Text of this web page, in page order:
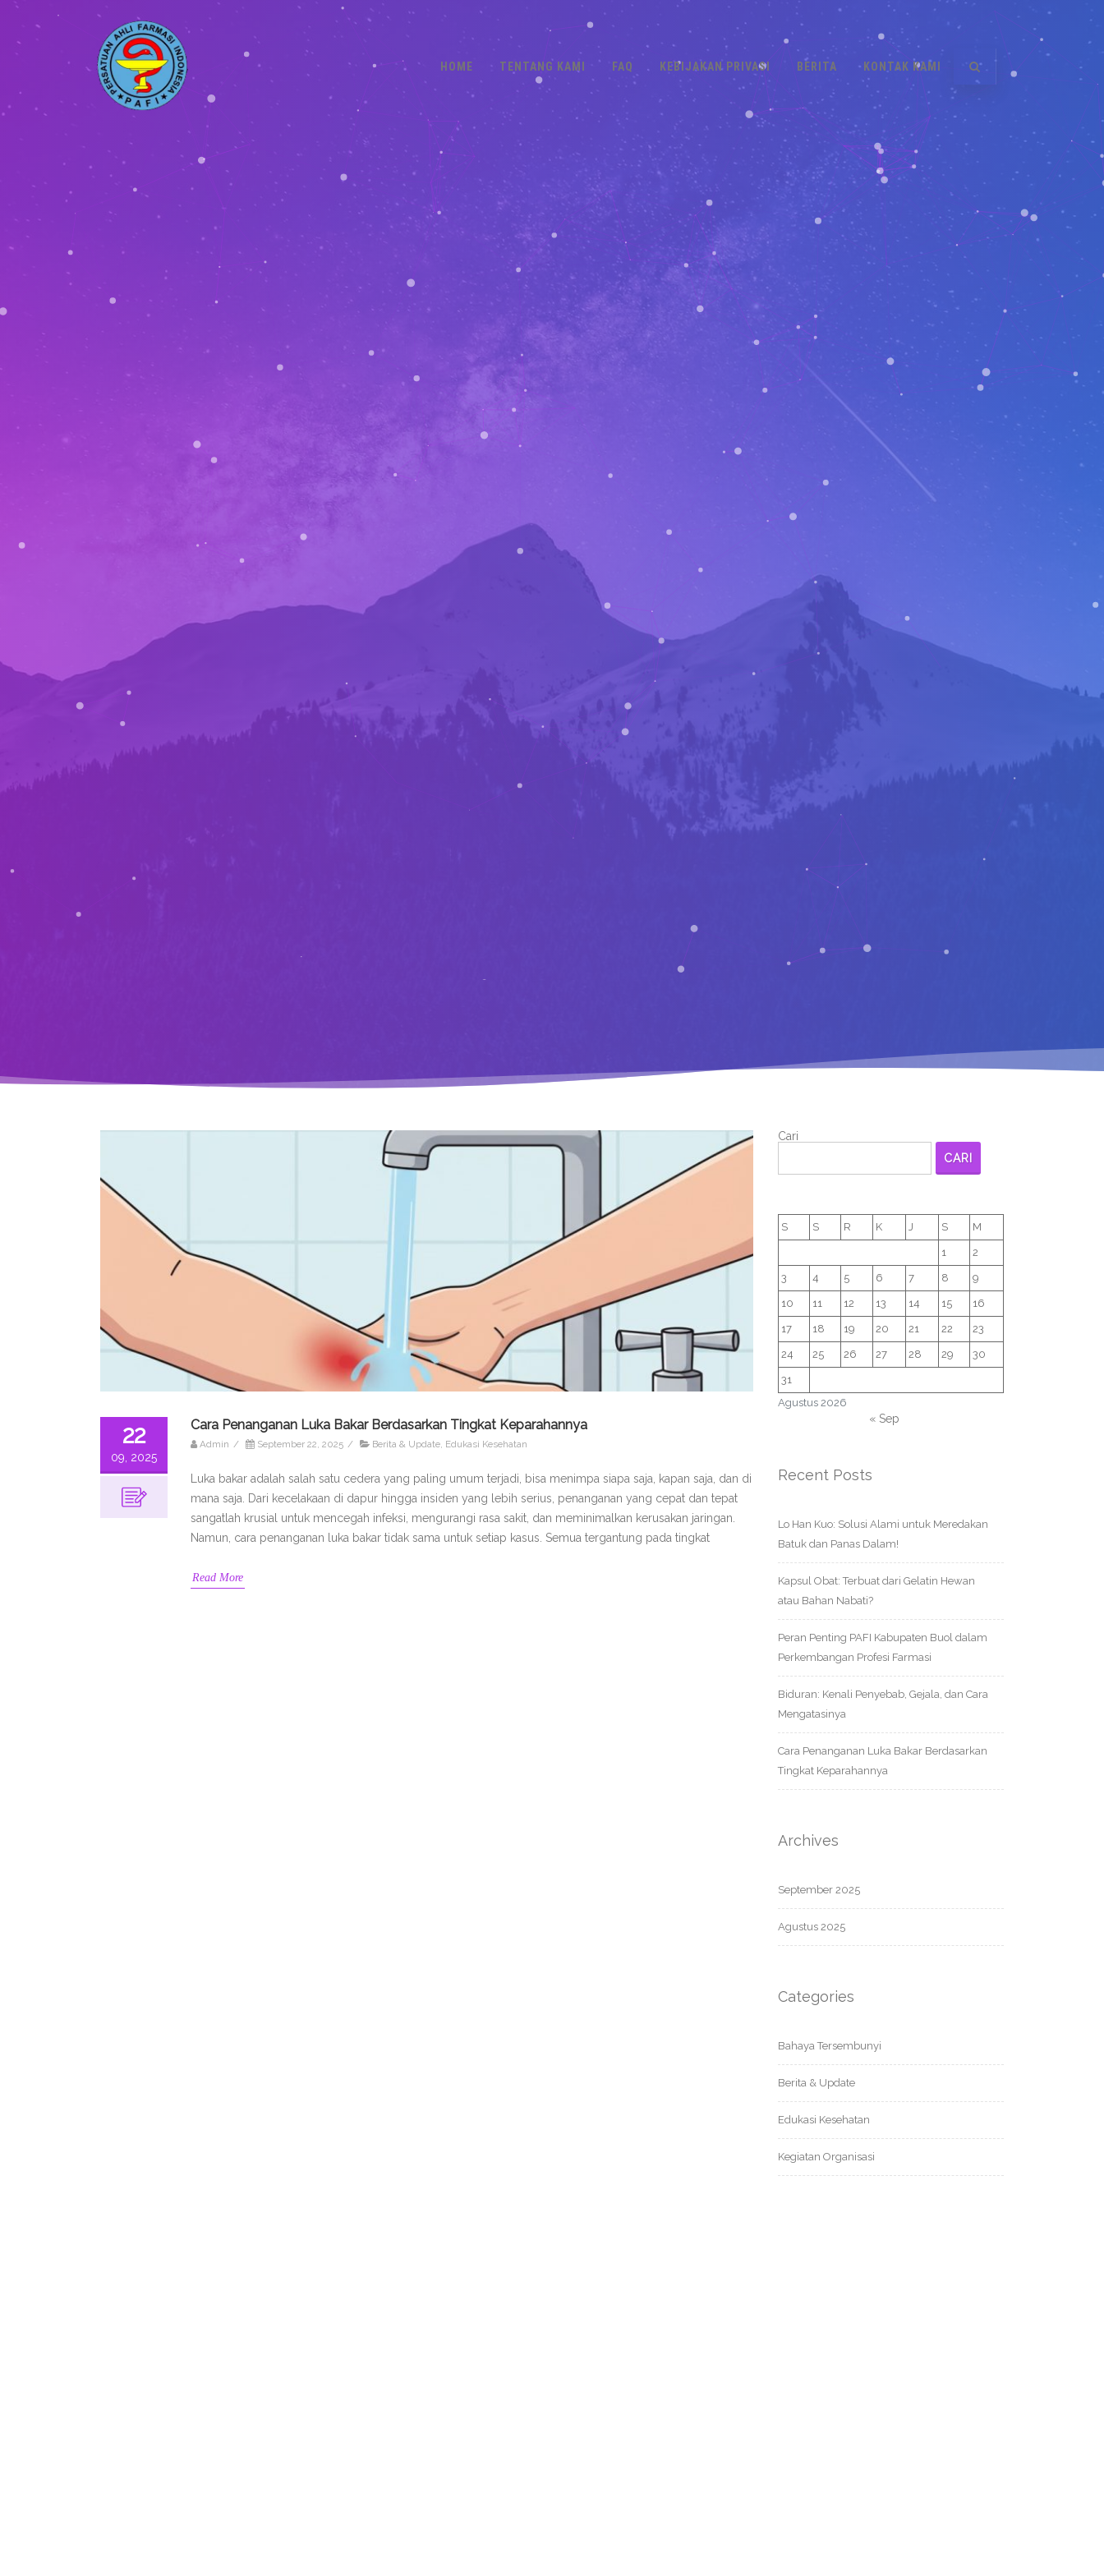
HOME TENTANG KAMI FAQ KEBIJAKAN PRIVASI BERITA KONTAK KAMI
22
09, 2025
Cara Penanganan Luka Bakar Berdasarkan Tingkat Keparahannya
Admin / September 22, 2025 / Berita & Update, Edukasi Kesehatan
Luka bakar adalah salah satu cedera yang paling umum terjadi, bisa menimpa siapa saja, kapan saja, dan di
mana saja. Dari kecelakaan di dapur hingga insiden yang lebih serius, penanganan yang cepat dan tepat
sangatlah krusial untuk mencegah infeksi, mengurangi rasa sakit, dan meminimalkan kerusakan jaringan.
Namun, cara penanganan luka bakar tidak sama untuk setiap kasus. Semua tergantung pada tingkat
Read More
Cari
CARI
Agustus 2026
S S R K J S M
1 2
3 4 5 6 7 8 9
10 11 12 13 14 15 16
17 18 19 20 21 22 23
24 25 26 27 28 29 30
31
« Sep
Recent Posts
Lo Han Kuo: Solusi Alami untuk Meredakan
Batuk dan Panas Dalam!
Kapsul Obat: Terbuat dari Gelatin Hewan
atau Bahan Nabati?
Peran Penting PAFI Kabupaten Buol dalam
Perkembangan Profesi Farmasi
Biduran: Kenali Penyebab, Gejala, dan Cara
Mengatasinya
Cara Penanganan Luka Bakar Berdasarkan
Tingkat Keparahannya
Archives
September 2025
Agustus 2025
Categories
Bahaya Tersembunyi
Berita & Update
Edukasi Kesehatan
Kegiatan Organisasi